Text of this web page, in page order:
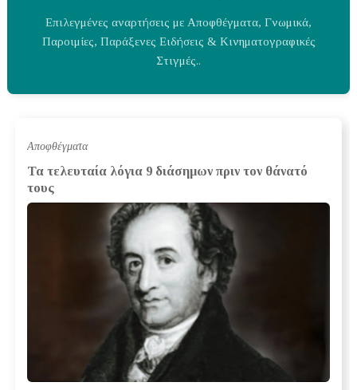
Επιλεγμένες αναρτήσεις με Αποφθέγματα, Γνωμικά,
Παροιμίες, Παράξενες Ειδήσεις & Κινηματογραφικές
Στιγμές..
Αποφθέγματα
Τα τελευταία λόγια 9 διάσημων πριν τον θάνατό
τους